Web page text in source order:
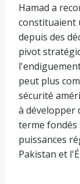
Hamad a
constituaient
depuis des
pivot
peut plus
sécurité
à développer
terme fondés
puissances
Pakistan et